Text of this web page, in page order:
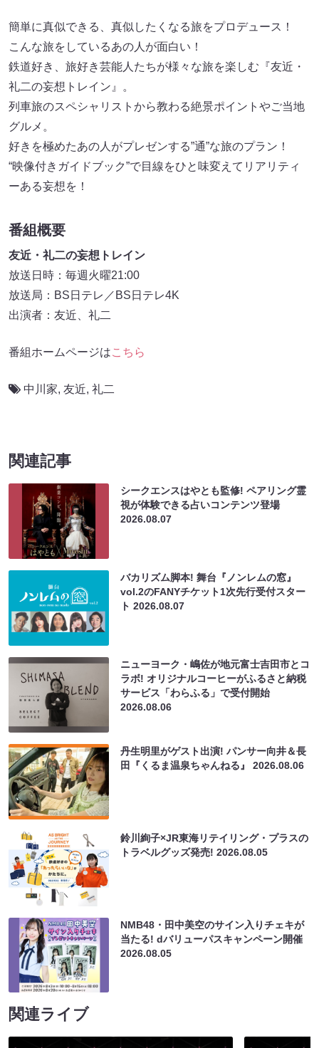
簡単に真似できる、真似したくなる旅をプロデュース！
こんな旅をしているあの人が面白い！
鉄道好き、旅好き芸能人たちが様々な旅を楽しむ『友近・
礼二の妄想トレイン』。
列車旅のスペシャリストから教わる絶景ポイントやご当地
グルメ。
好きを極めたあの人がプレゼンする”通”な旅のプラン！
“映像付きガイドブック”で目線をひと味変えてリアリティ
ーある妄想を！
番組概要
友近・礼二の妄想トレイン
放送日時：毎週火曜21:00
放送局：BS日テレ／BS日テレ4K
出演者：友近、礼二
番組ホームページはこちら
中川家, 友近, 礼二
関連記事
シークエンスはやとも監修! ペアリング霊
視が体験できる占いコンテンツ登場
2026.08.07
バカリズム脚本! 舞台『ノンレムの窓』
vol.2のFANYチケット1次先行受付スター
ト2026.08.07
ニューヨーク・嶋佐が地元富士吉田市とコ
ラボ! オリジナルコーヒーがふるさと納税
サービス「わらふる」で受付開始
2026.08.06
丹生明里がゲスト出演! パンサー向井＆長
田『くるま温泉ちゃんねる』2026.08.06
鈴川絢子×JR東海リテイリング・プラスの
トラベルグッズ発売!2026.08.05
NMB48・田中美空のサイン入りチェキが
当たる! dバリューパスキャンペーン開催
2026.08.05
関連ライブ